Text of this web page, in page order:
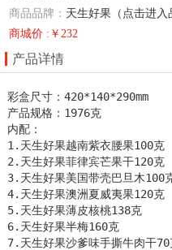
商品品牌： 天生好果（点击进入
商城价 :￥232
产品详情
彩盒尺寸：420*140*290mm
产品规格：1976克
内配：
1.天生好果越南紫衣腰果100克
2.天生好果菲律宾芒果干120克
3.天生好果美国带壳巴旦木100
4.天生好果澳洲夏威夷果120克
5.天生好果薄皮核桃138克
6.天生好果半梅160克
7.天生好果沙爹味手撕牛肉干70